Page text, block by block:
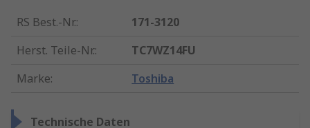
RS Best.-Nr.:
171-3120
Herst. Teile-Nr.:
TC7WZ14FU
Marke: Toshiba
Technische Daten